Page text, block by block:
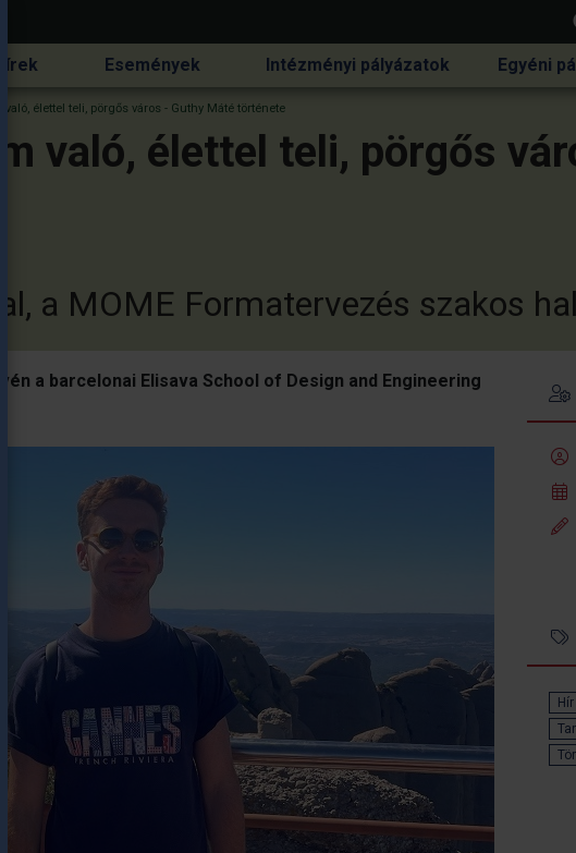
Hírek Események Intézményi pályázatok Egyéni
élettel teli, pörgős város - Guthy Máté története
való, élettel teli, pörgős
a MOME Formatervezés szakos
a barcelonai Elisava School of Design and Engineering
Hír